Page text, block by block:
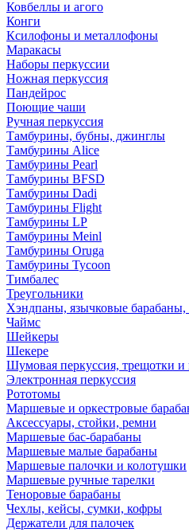
Ковбеллы и агого
Конги
Ксилофоны и металлофоны
Маракасы
Наборы перкуссии
Ножная перкуссия
Пандейрос
Поющие чаши
Ручная перкуссия
Тамбурины, бубны, джинглы
Тамбурины Alice
Тамбурины Pearl
Тамбурины BFSD
Тамбурины Dadi
Тамбурины Flight
Тамбурины LP
Тамбурины Meinl
Тамбурины Oruga
Тамбурины Tycoon
Тимбалес
Треугольники
Хэндпаны, язычковые
Чаймс
Шейкеры
Шекере
Шумовая перкуссия, трещотки
Электронная перкуссия
Рототомы
Маршевые и оркестровые
Аксессуары, стойки, ремни
Маршевые бас-барабаны
Маршевые малые барабаны
Маршевые палочки и колотушки
Маршевые ручные тарелки
Теноровые барабаны
Чехлы, кейсы, сумки, кофры
Держатели для палочек